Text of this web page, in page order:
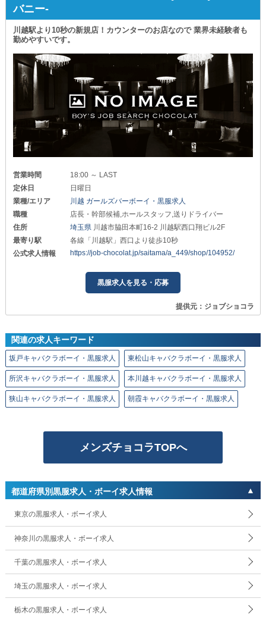
バニー-
川越駅より10秒の新規店！カウンターのお店なので 業界未経験者も
勤めやすいです。
営業時間
18:00 ～ LAST
定休日
日曜日
業種/エリア
川越 ガールズバーボーイ・黒服求人
職種
店長・幹部候補,ホールスタッフ,送りドライバー
住所
埼玉県 川越市脇田本町16-2 川越駅西口翔ビル2F
最寄り駅
各線「川越駅」西口より徒歩10秒
公式求人情報
https://job-chocolat.jp/saitama/a_449/shop/104952/
黒服求人を見る・応募
提供元：ジョブショコラ
関連の求人キーワード
坂戸キャバクラボーイ・黒服求人 東松山キャバクラボーイ・黒服求人
所沢キャバクラボーイ・黒服求人 本川越キャバクラボーイ・黒服求人
狭山キャバクラボーイ・黒服求人 朝霞キャバクラボーイ・黒服求人
メンズチョコラTOPへ
都道府県別黒服求人・ボーイ求人情報
東京の黒服求人・ボーイ求人
神奈川の黒服求人・ボーイ求人
千葉の黒服求人・ボーイ求人
埼玉の黒服求人・ボーイ求人
栃木の黒服求人・ボーイ求人